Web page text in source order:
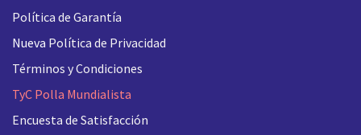
Política de Garantía
Nueva Política de Privacidad
Términos y Condiciones
TyC Polla Mundialista
Encuesta de Satisfacción